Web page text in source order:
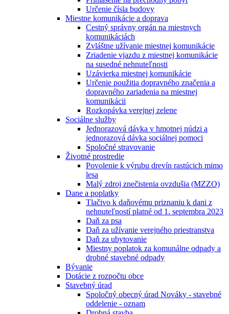
Určenie čísla budovy
Miestne komunikácie a doprava
Cestný správny orgán na miestnych
komunikáciách
Zvláštne užívanie miestnej komunikácie
Zriadenie vjazdu z miestnej komunikácie
na susedné nehnuteľnosti
Uzávierka miestnej komunikácie
Určenie použitia dopravného značenia a
dopravného zariadenia na miestnej
komunikácii
Rozkopávka verejnej zelene
Sociálne služby
Jednorazová dávka v hmotnej núdzi a
jednorazová dávka sociálnej pomoci
Spoločné stravovanie
Životné prostredie
Povolenie k výrubu drevín rastúcich mimo
lesa
Malý zdroj znečistenia ovzdušia (MZZO)
Dane a poplatky
Tlačivo k daňovému priznaniu k dani z
nehnuteľností platné od 1. septembra 2023
Daň za psa
Daň za užívanie verejného priestranstva
Daň za ubytovanie
Miestny poplatok za komunálne odpady a
drobné stavebné odpady
Bývanie
Dotácie z rozpočtu obce
Stavebný úrad
Spoločný obecný úrad Nováky - stavebné
oddelenie - oznam